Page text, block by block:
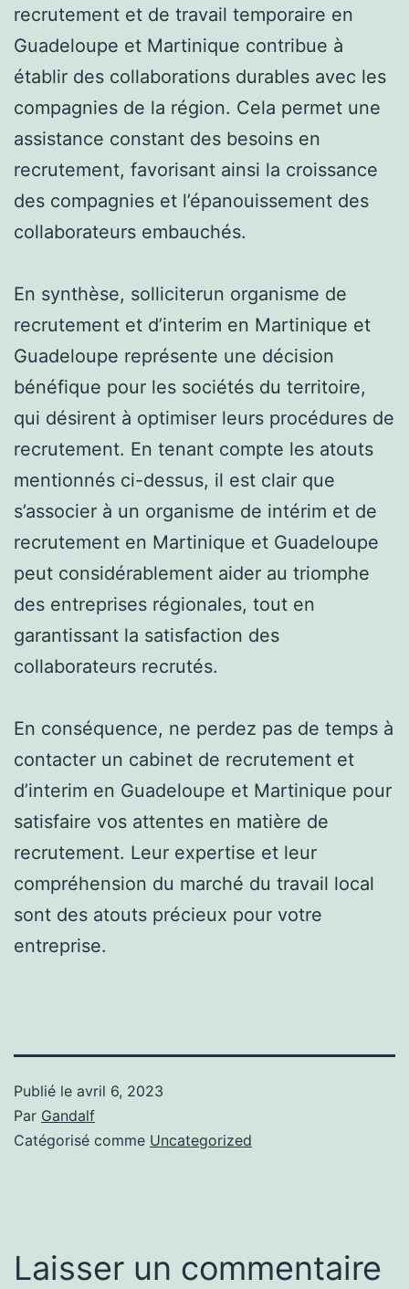
recrutement et de travail temporaire en
Guadeloupe et Martinique contribue à
établir des collaborations durables avec les
compagnies de la région. Cela permet une
assistance constant des besoins en
recrutement, favorisant ainsi la croissance
des compagnies et l’épanouissement des
collaborateurs embauchés.
En synthèse, solliciterun organisme de
recrutement et d’interim en Martinique et
Guadeloupe représente une décision
bénéfique pour les sociétés du territoire,
qui désirent à optimiser leurs procédures de
recrutement. En tenant compte les atouts
mentionnés ci-dessus, il est clair que
s’associer à un organisme de intérim et de
recrutement en Martinique et Guadeloupe
peut considérablement aider au triomphe
des entreprises régionales, tout en
garantissant la satisfaction des
collaborateurs recrutés.
En conséquence, ne perdez pas de temps à
contacter un cabinet de recrutement et
d’interim en Guadeloupe et Martinique pour
satisfaire vos attentes en matière de
recrutement. Leur expertise et leur
compréhension du marché du travail local
sont des atouts précieux pour votre
entreprise.
Publié le avril 6, 2023
Par Gandalf
Catégorisé comme Uncategorized
Laisser un commentaire